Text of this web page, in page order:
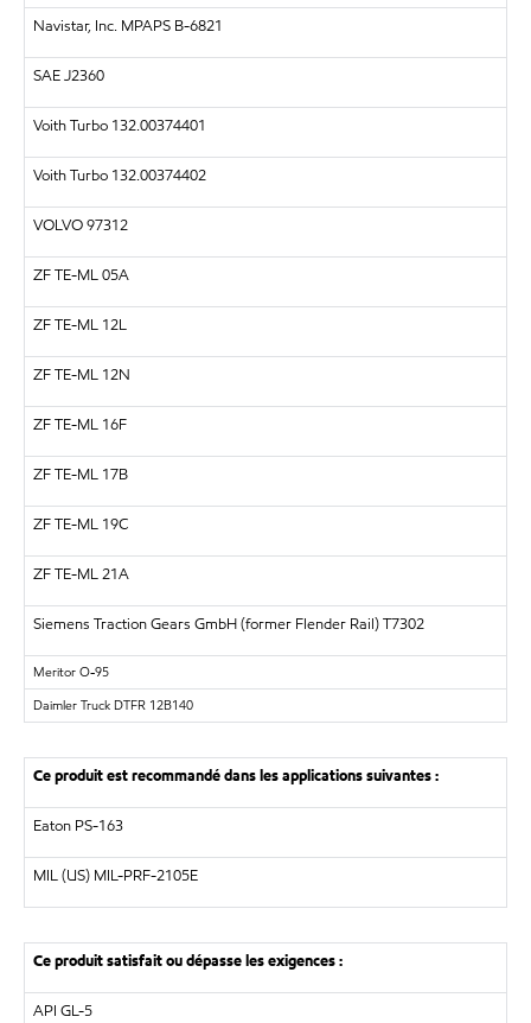
Navistar, Inc. MPAPS B-6821
SAEJ2360
Voith Turbo 132.00374401
Voith Turbo 132.00374402
VOLVO97312
ZFTE-ML 05A
ZFTE-ML 12L
ZFTE-ML 12N
ZFTE-ML 16F
ZFTE-ML 17B
ZFTE-ML 19C
ZFTE-ML 21A
Siemens Traction Gears GmbH (former Flender Rail)T7302
Meritor O-95
Daimler Truck DTFR 12B140
Ce produit est recommandé dans les applications suivantes :
Eaton PS-163
MIL (US) MIL-PRF-2105E
Ce produit satisfait ou dépasse les exigences :
API GL-5